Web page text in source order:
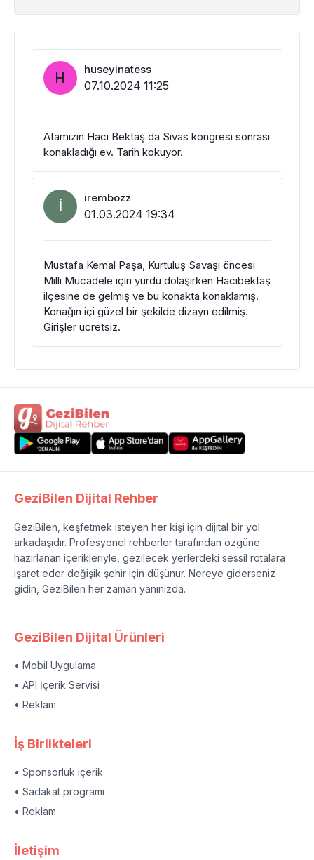
H huseyinatess
07.10.2024 11:25
Atamızın Hacı Bektaş da Sivas kongresi sonrası
konakladığı ev. Tarih kokuyor.
I irembozz
01.03.2024 19:34
Mustafa Kemal Paşa, Kurtuluş Savaşı öncesi
Milli Mücadele için yurdu dolaşırken Hacıbektaş
ilçesine de gelmiş ve bu konakta konaklamış.
Konağın içi güzel bir şekilde dizayn edilmiş.
Girişler ücretsiz.
GeziBilen Dijital Rehber
GeziBilen, keşfetmek isteyen her kişi için dijital bir yol
arkadaşıdır. Profesyonel rehberler tarafından özgüne
hazırlanan içerikleriyle, gezilecek yerlerdeki sessil rotalara
işaret eder değişik şehir için düşünür. Nereye giderseniz
gidin, GeziBilen her zaman yanınızda.
GeziBilen Dijital Ürünleri
• Mobil Uygulama
• API İçerik Servisi
• Reklam
İş Birlikteleri
• Sponsorluk içerik
• Sadakat programı
• Reklam
İletişim